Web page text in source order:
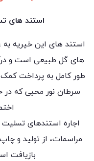
استند های
استند های این خیریه
های گل طبیعی است و
طور کامل به پرداخت کمک
سرطان نور محیی که در
اجاره استند‌‌های تسلیت
مراسمات، از تولید و
بازیافت